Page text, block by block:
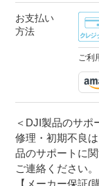
お支払い
方法
ご利
＜DJI製品のサポ
修理・初期不良
品のサポートに
ご連絡ください。
【メーカー保証(